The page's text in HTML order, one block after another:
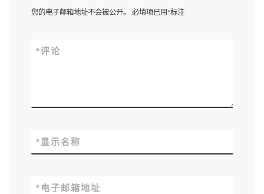
您的电子邮箱地址不会被公开。 必填项已用*标注
评论
*
显示名称
*
电子邮箱地址
*